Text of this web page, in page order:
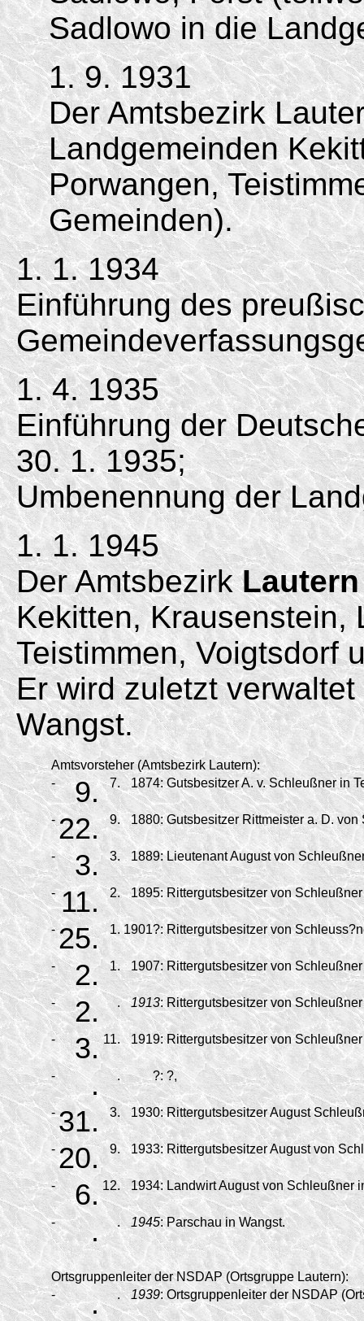
Sadlowo in die
1. 9. 1931
Der Amtsbezirk
Landgemeinden
Porwangen,
Gemeinden).
1. 1. 1934
Einführung des
1. 4. 1935
Einführung der
30. 1. 1935;
Umbenennung der
1. 1. 1945
Der AmtsbezirkLautern
Kekitten, Krausenstein,
Teistimmen, Voigtsdorf
Er wird zuletzt
Wangst.
Amtsvorsteher (Amtsbezirk Lautern):
-
9. 7. 1874: Gutsbesitzer A. v. Schleußner in
- 22. 9. 1880: Gutsbesitzer Rittmeister a. D.
- 3. 3. 1889: Lieutenant August von
- 11. 2. 1895: Rittergutsbesitzer von
- 25. 1. 1901?: Rittergutsbesitzer von
- 2. 1. 1907: Rittergutsbesitzer von
- 2. . 1913: Rittergutsbesitzer von
- 3. 11. 1919: Rittergutsbesitzer von
- . . ?: ?,
- 31. 3. 1930: Rittergutsbesitzer August
- 20. 9. 1933: Rittergutsbesitzer August von
- 6. 12. 1934: Landwirt August von Schleußner
- . . 1945: Parschau in Wangst.
Ortsgruppenleiter der NSDAP (Ortsgruppe Lautern):
-
. . 1939: Ortsgruppenleiter der NSDAP